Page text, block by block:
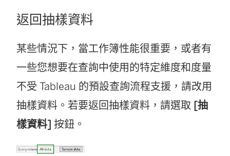
返回抽樣資料
某些情況下，當工作簿性能很重要，或者有
一些您想要在查詢中使用的特定維度和度量
不受 Tableau 的預設查詢流程支援，請改用
抽樣資料。若要返回抽樣資料，請選取 [抽
樣資料] 按鈕。